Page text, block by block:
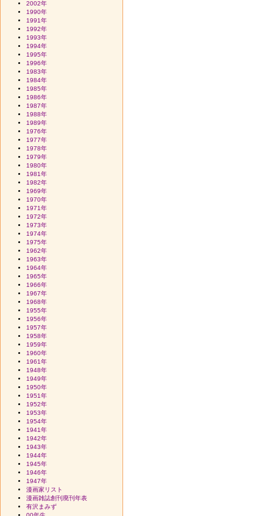
2002年
1990年
1991年
1992年
1993年
1994年
1995年
1996年
1983年
1984年
1985年
1986年
1987年
1988年
1989年
1976年
1977年
1978年
1979年
1980年
1981年
1982年
1969年
1970年
1971年
1972年
1973年
1974年
1975年
1962年
1963年
1964年
1965年
1966年
1967年
1968年
1955年
1956年
1957年
1958年
1959年
1960年
1961年
1948年
1949年
1950年
1951年
1952年
1953年
1954年
1941年
1942年
1943年
1944年
1945年
1946年
1947年
漫画家リスト
漫画雑誌創刊廃刊年表
有沢まみず